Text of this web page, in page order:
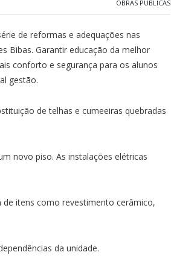
OBRAS PÚBLICAS
de reformas e adequações nas
Bibas. Garantir educação da melhor
conforto e segurança para os alunos
gestão.
de telhas e cumeeiras quebradas
novo piso. As instalações elétricas
itens como revestimento cerâmico,
da unidade.